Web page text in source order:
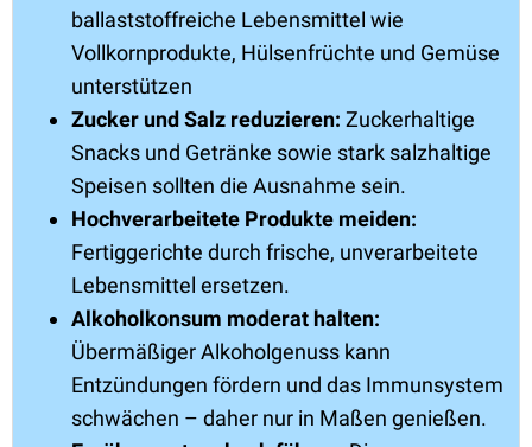
ballaststoffreiche Lebensmittel wie
Vollkornprodukte, Hülsenfrüchte und Gemüse
unterstützen
Zucker und Salz reduzieren: Zuckerhaltige
Snacks und Getränke sowie stark salzhaltige
Speisen sollten die Ausnahme sein.
Hochverarbeitete Produkte meiden:
Fertiggerichte durch frische, unverarbeitete
Lebensmittel ersetzen.
Alkoholkonsum moderat halten:
Übermäßiger Alkoholgenuss kann
Entzündungen fördern und das Immunsystem
schwächen – daher nur in Maßen genießen.